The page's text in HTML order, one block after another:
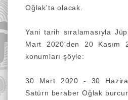
Oğlak'ta olacak.
Yani tarih sıralamasıyla
Mart 2020'den 20 Kasım
konumları şöyle:
30 Mart 2020 - 30
Satürn beraber Oğlak